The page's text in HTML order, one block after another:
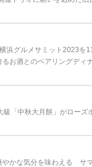
浜グルメサミット2023を
お酒とのペアリングディ
級「中秋大月餅」がローズ
やかな気分を味わえる サ